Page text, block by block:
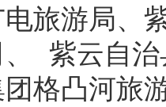
旅游局、
、 紫云自
格凸河旅